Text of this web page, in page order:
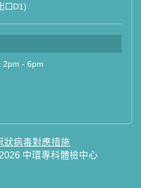
口D1)
2pm - 6pm
狀病毒對應措施
中環專科體檢中心